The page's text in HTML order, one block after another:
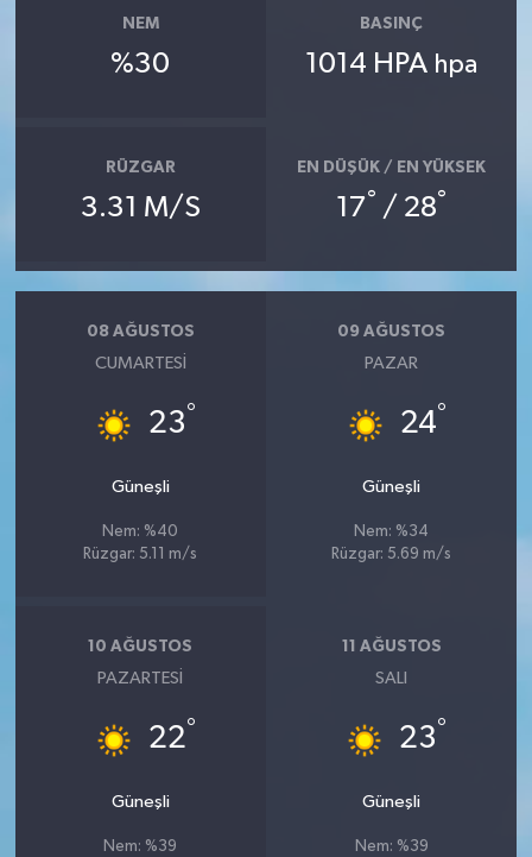
NEM
%30
BASINÇ
1014 HPA hpa
RÜZGAR
3.31 M/S
EN DÜŞÜK / EN YÜKSEK
17° / 28°
08 AĞUSTOS
CUMARTESI
23°
Güneşli
Nem: %40
Rüzgar: 5.11 m/s
09 AĞUSTOS
PAZAR
24°
Güneşli
Nem: %34
Rüzgar: 5.69 m/s
10 AĞUSTOS
PAZARTESI
22°
Güneşli
Nem: %39
11 AĞUSTOS
SALI
23°
Güneşli
Nem: %39